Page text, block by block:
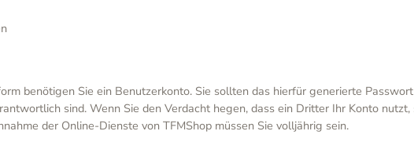
benötigen Sie ein Benutzerkonto. Sie sollten das hierfür generierte
sind. Wenn Sie den Verdacht hegen, dass ein Dritter Ihr Konto
der Online-Dienste von TFMShop müssen Sie volljährig sein.